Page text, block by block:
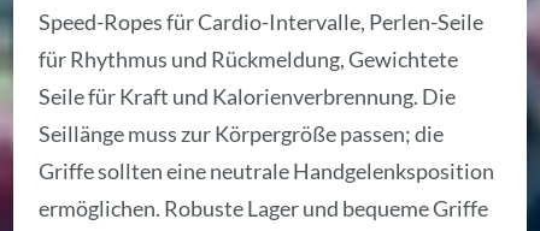
Speed-Ropes für Cardio-Intervalle, Perlen-Seile
für Rhythmus und Rückmeldung, Gewichtete
Seile für Kraft und Kalorienverbrennung. Die
Seillänge muss zur Körpergröße passen; die
Griffe sollten eine neutrale Handgelenksposition
ermöglichen. Robuste Lager und bequeme Griffe